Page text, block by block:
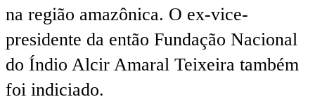
na região amazônica. O ex-vice-
presidente da então Fundação Nacional
do Índio Alcir Amaral Teixeira também
foi indiciado.